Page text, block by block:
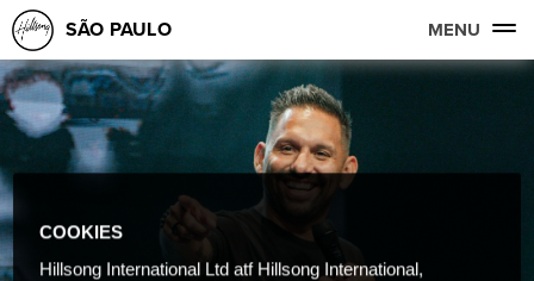
SÃO PAULO MENU
COOKIES
Hillsong International Ltd atf Hillsong International,